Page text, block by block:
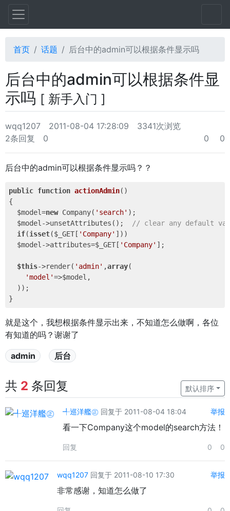
首页 话题 后台中的admin可以根据条件显示吗
后台中的admin可以根据条件显
示吗 [ 新手入门 ]
wqq1207 2011-08-04 17:28:09
3341次浏览
2条回复
0 0 0
后台中的admin可以根据条件显示吗？？
public function actionAdmin()
{
  $model=
new Company( 'search' );
  $model->unsetAttributes();
// clear any default
if(isset($_GET[ 'Company' ]))
  $model->attributes=$_GET[
'Company' ];
$this->render( 'admin' ,array(
'model'=>$model,
  ));
就是这个，我想根据条件显示出来，不知道怎么做啊，各位
有知道的吗？谢谢了
admin 后台
共 2 条回复 默认排序
╃巡洋艦㊣ 回复于 2011-08-04 18:04 举报
看一下Company这个model的search方法！
回复 0 0
wqq1207 回复于 2011-08-10 17:30 举报
非常感谢，知道怎么做了